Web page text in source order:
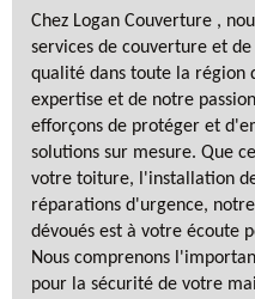
Chez Logan Couverture ,
services de couverture et
qualité dans toute la région
expertise et de notre
efforçons de protéger et
solutions sur mesure. Que
votre toiture, l'installation
réparations d'urgence,
dévoués est à votre écoute
Nous comprenons
pour la sécurité de votre